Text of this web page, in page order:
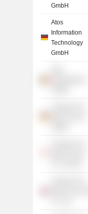
GmbH
Atos
Information
Technology
GmbH